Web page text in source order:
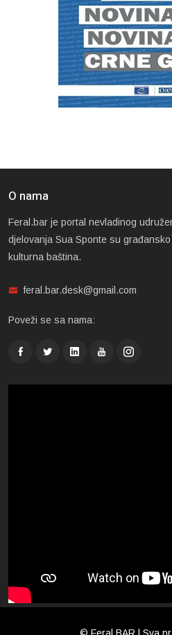
O nama
Feral.bar je portal nevladinog
djelovanja Sua Sponte su
kulturna baština.
feral.bar.desk@gmail.com
Poveži se sa nama:
© Feral BAR | Sva